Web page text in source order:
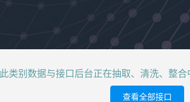
此类别数据与接口后台正在抽取、清洗、整
查看全部接口